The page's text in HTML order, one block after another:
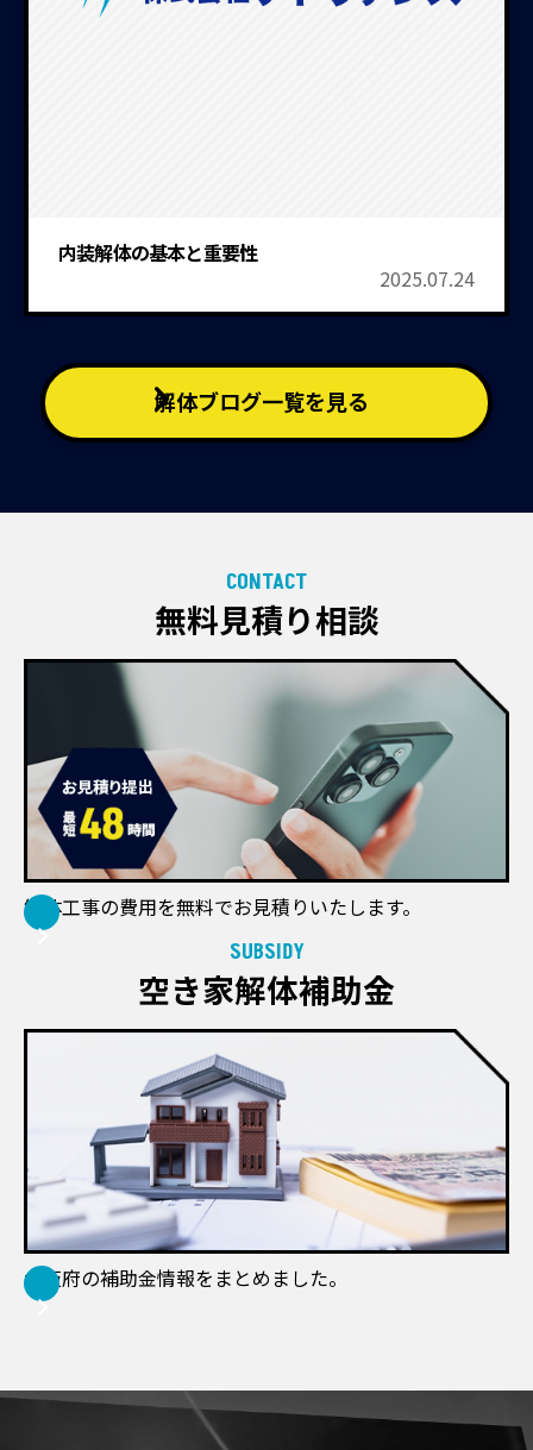
内装解体の基本と重要性
2025.07.24
解体ブログ一覧を見る
CONTACT
無料見積り相談
解体工事の費用を無料でお見積りいたします。
SUBSIDY
空き家解体補助金
大阪府の補助金情報をまとめました。